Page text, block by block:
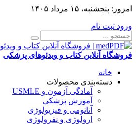
امروز: پنجشنبه، ۱۵ مرداد ۱۴۰۵
ورود ثبت نام
فروشگاه آنلاین کتاب و ویدئوهای پزشکی
خانه
دسته‌بندی محصولات
آمادگی آزمون و USMLE
آموزش پزشکی
آناتومی و فیزیولوژی
ارولوژی و نفرولوژی